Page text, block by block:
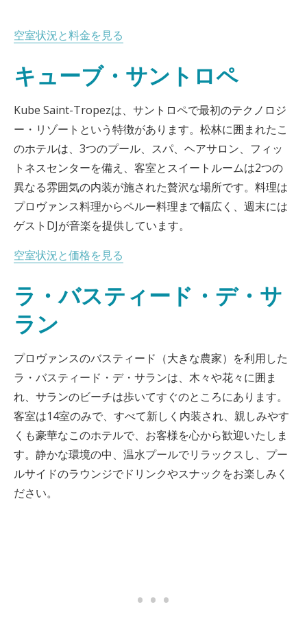
空室状況と料金を見る
キューブ・サントロペ
Kube Saint-Tropezは、サントロペで最初のテクノロジ
ー・リゾートという特徴があります。松林に囲まれたこ
のホテルは、3つのプール、スパ、ヘアサロン、フィッ
トネスセンターを備え、客室とスイートルームは2つの
異なる雰囲気の内装が施された贅沢な場所です。料理は
プロヴァンス料理からペルー料理まで幅広く、週末には
ゲストDJが音楽を提供しています。
空室状況と価格を見る
ラ・バスティード・デ・サ
ラン
プロヴァンスのバスティード（大きな農家）を利用した
ラ・バスティード・デ・サランは、木々や花々に囲ま
れ、サランのビーチは歩いてすぐのところにあります。
客室は14室のみで、すべて新しく内装され、親しみやす
くも豪華なこのホテルで、お客様を心から歓迎いたしま
す。静かな環境の中、温水プールでリラックスし、プー
ルサイドのラウンジでドリンクやスナックをお楽しみく
ださい。